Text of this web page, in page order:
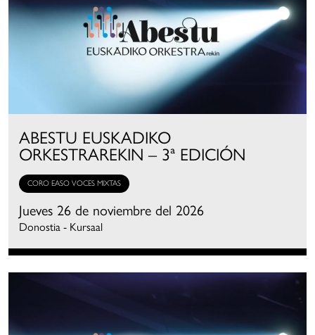
ABESTU EUSKADIKO
ORKESTRAREKIN – 3ª EDICIÓN
CORO EASO VOCES MIXTAS
Jueves 26 de noviembre del 2026
Donostia - Kursaal